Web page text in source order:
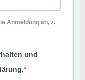
Anmeldung an, z.
und